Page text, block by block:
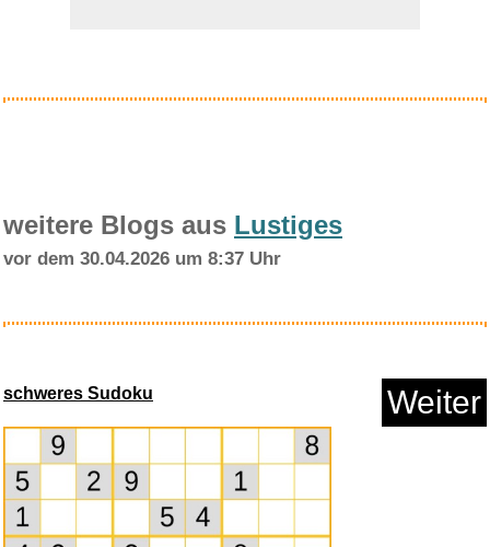
weitere Blogs aus Lustiges
vor dem 30.04.2026 um 8:37 Uhr
schweres Sudoku Weiter